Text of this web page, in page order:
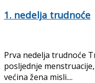
1. nedelja trudnoće
Prva nedelja trudnoće
posljednje
većina žena misli....